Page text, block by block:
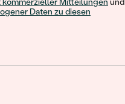
Daten zu diesen